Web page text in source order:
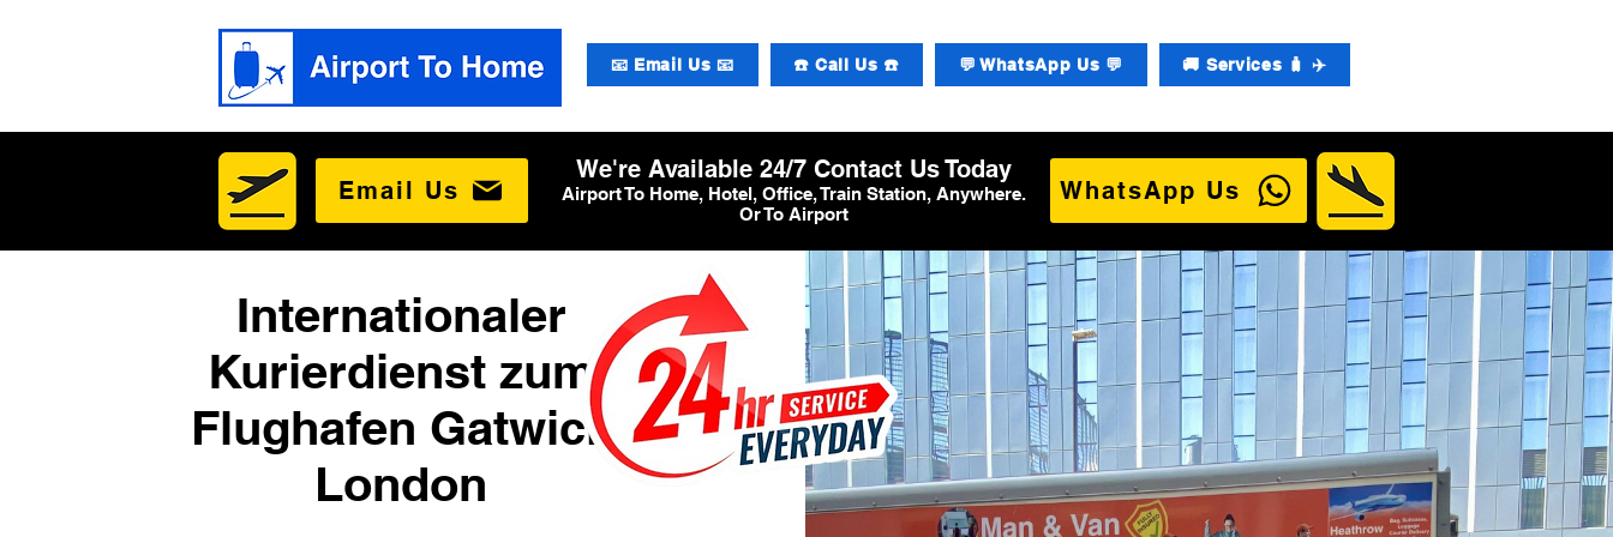
📧 Email Us 📧 ☎️ Call Us ☎️ 💬 WhatsApp Us 💬 🚚 Services 🧳 ✈️
Email Us
We're Available 24/7 Contact Us Today
Airport To Home, Hotel, Office, Train Station, Anywhere.
Or To Airport
WhatsApp Us
Internationaler
Kurierdienst zum
Flughafen Gatwick
London